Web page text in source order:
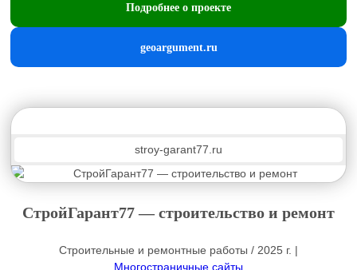
Подробнее о проекте
geoargument.ru
stroy-garant77.ru
СтройГарант77 — строительство и ремонт
Строительные и ремонтные работы / 2025 г. |
Многостраничные сайты